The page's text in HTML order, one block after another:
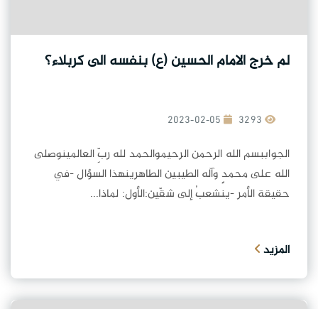
لم خرج الامام الحسين (ع) بنفسه الى كربلاء؟
2023-02-05
الجواببسم الله الرحمن الرحيموالحمد لله ربِّ العالمينوصلى
الله على محمدٍ وآله الطيبين الطاهرينهذا السؤال -في
حقيقة الأمر -ينشعبُ إلى شقّين:الأول: لماذا...
المزيد